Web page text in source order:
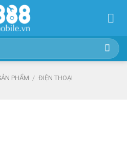
PHẨM / ĐIỆN THOẠI